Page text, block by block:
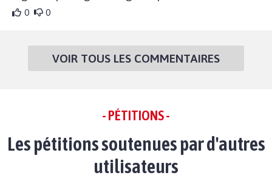
0 0
VOIR TOUS LES COMMENTAIRES
- PÉTITIONS -
Les pétitions soutenues par d'autres
utilisateurs